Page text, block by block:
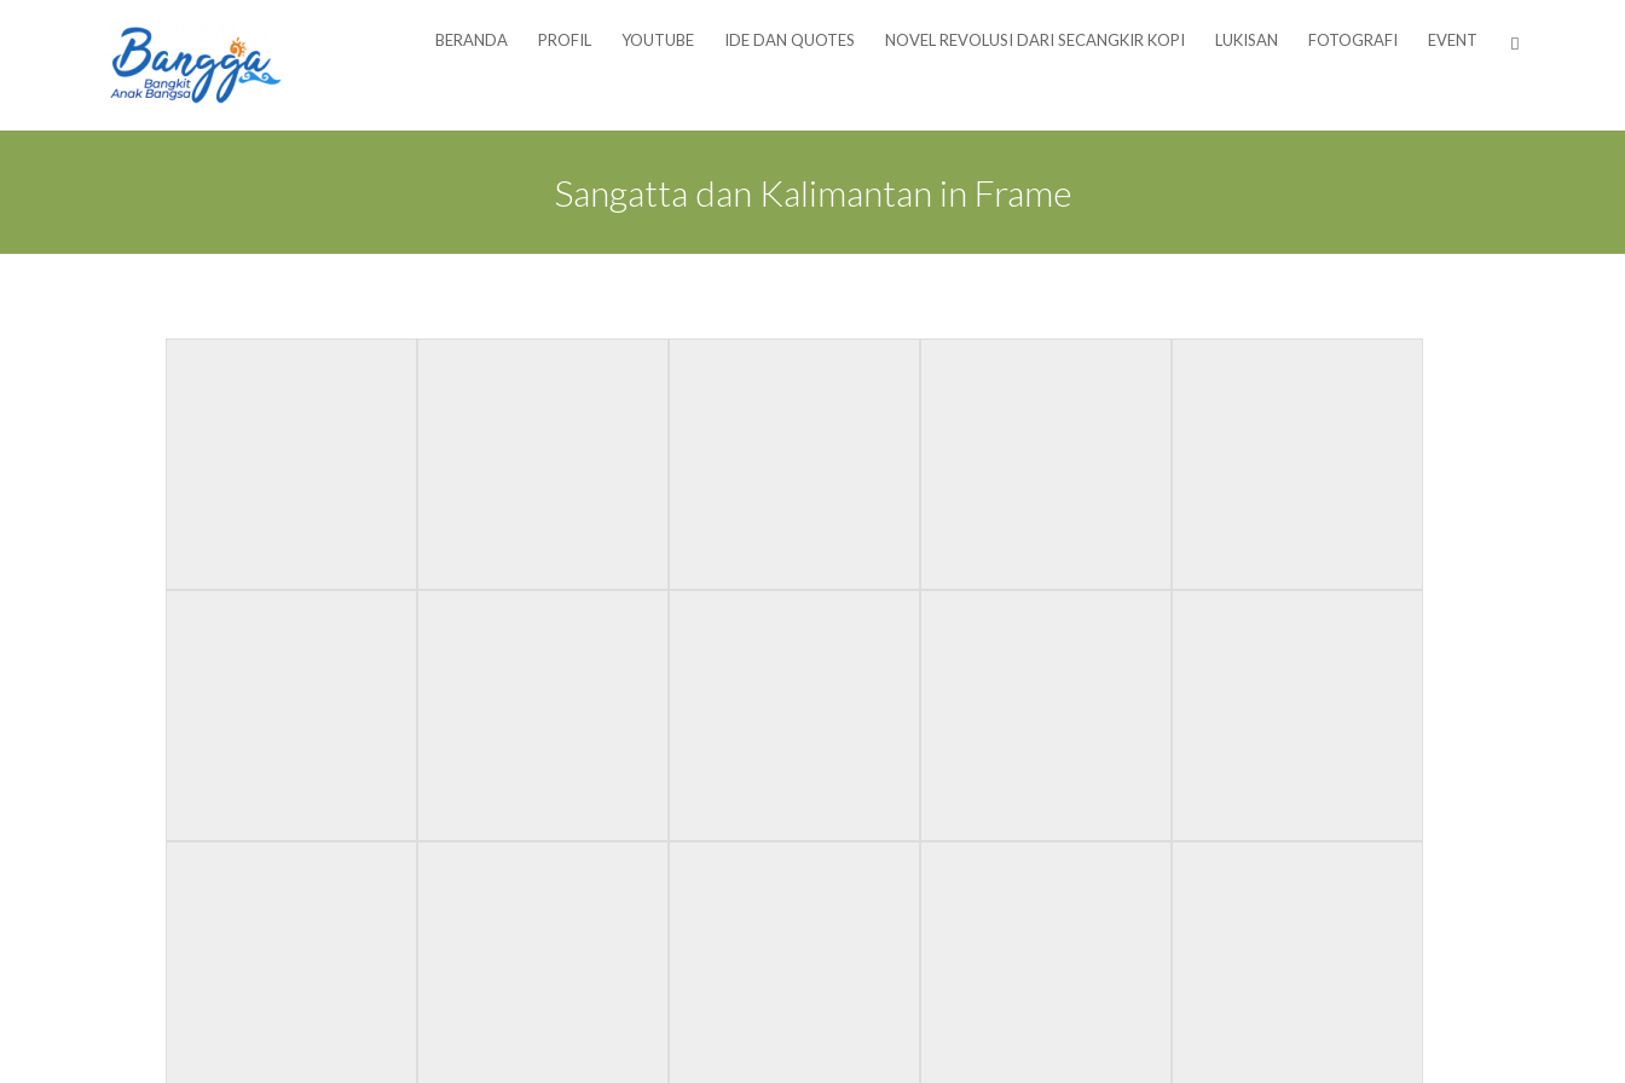
BERANDA PROFIL YOUTUBE IDE DAN QUOTES NOVEL REVOLUSI DARI SECANGKIR KOPI LUKISAN FOTOGRAFI EVENT
Sangatta dan Kalimantan in Frame